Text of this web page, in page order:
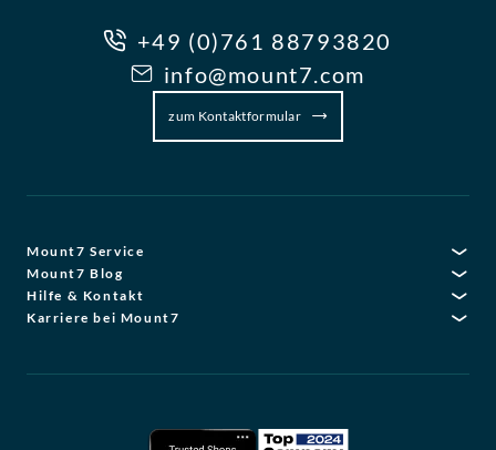
+49 (0)761 88793820
info@mount7.com
zum Kontaktformular
Mount7 Service
Mount7 Blog
Hilfe & Kontakt
Karriere bei Mount7